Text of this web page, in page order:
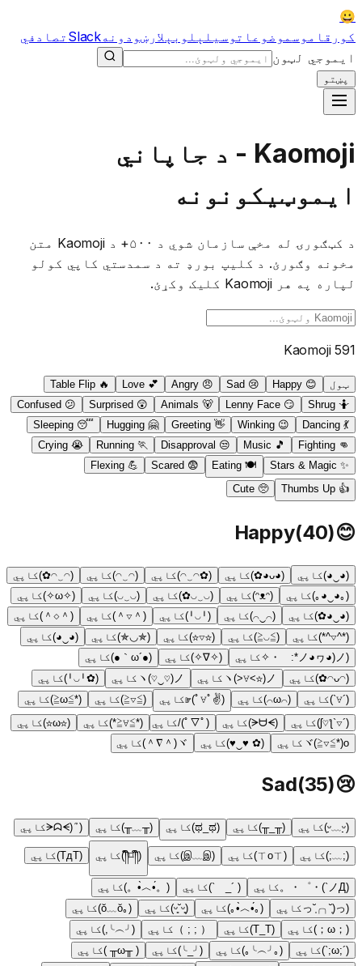
😀
کور قاموسموضوعاتوسیلېلوبېلارښودونهSlack تصادفي
ایموجي لټون
پښتو
Kaomoji - د جاپاني
ایموټیکونونه
د کټګورۍ له مخې سازمان شوي د ۵۰۰+ د Kaomoji متن
مخونه وګورئ. د کلیپ بورډ ته د سمدستي کاپي کولو
لپاره په هر Kaomoji کلیک وکړئ.
591 Kaomoji
ټول 😊
Happy
😢
Sad
😠
Angry
💕
Love
🔥
Table Flip
🤷
Shrug
😏
Lenny Face
🐻
Animals
😲
Surprised
😕
Confused
💃
Dancing
😉
Winking
👋
Greeting
🤗
Hugging
😴
Sleeping
👊
Fighting
🎵
Music
😒
Disapproval
🏃
Running
😭
Crying
✨
Stars & Magic
🍽️
Eating
😨
Scared
💪
Flexing
👍
Thumbs Up
🥺
Cute
😊
Happy(40)
(◕‿◕)کاپي (◕ᴗ◕✿) کاپي (✿◠‿◠)کاپي (◠‿◠)کاپي (◠‿◠✿)کاپي
(｡◕‿◕｡)کاپي (ᵔᴥᵔ) کاپي (◡‿◡✿)کاپي (◡‿◡)کاپي (✧ω✧)
کاپي
(◕‿◕✿)کاپي (⌒‿⌒)کاپي (╹◡╹)کاپي (＾▽＾)کاپي (＾◇＾)کاپي
(*^▽^*)کاپي (≧◡≦)کاپي (☆▽☆)کاپي (✯◡✯)کاپي (◕‿◕)کاپي
(ノ◕ヮ◕)ノ*:・゚✧
کاپي (✧∇✧)کاپي (●´ω｀●)
کاپي
(◠ᴗ◠✿)
کاپي ヽ(>∀<☆)ノ کاپي ヽ(♡‿♡)ノ کاپي (✿╹◡╹)کاپي
(´∀`)کاپي (⌒ω⌒) کاپي (✌ﾟ∀ﾟ)☞ کاپي (≧▽≦)کاپي (*≧ω≦)
کاپي
(´▽`ʃ♡ƪ)
کاپي (ᗒᗨᗕ) کاپي (ﾟ▽ﾟ)/ کاپي (*≧∀≦*)کاپي (☆ω☆)
کاپي
ヾ(≧▽≦*)o کاپي (✿ ♥‿♥)کاپي ヾ(＾∇＾) کاپي
😢
Sad(35)
(ᵕ̣̣̣̣̣̣﹏ᵕ̣̣̣̣̣̣) کاپي (╥_╥)کاپي (ಥ_ಥ) کاپي (╥﹏╥)کاپي (ᗒᗣᗕ)՞ کاپي
(;﹏;)کاپي (ㄒoㄒ) کاپي (இ﹏இ) کاپي (༎ຶ⌑༎ຶ) کاپي (TдT) کاپي
(ノД`)・゜・。 کاپي ( ´_ゝ`) کاپي (。•́︿•̀。)کاپي
(っ˘̩╭╮˘̩)っ
کاپي (｡•́︿•̀｡)کاپي (ᵕ͈˘ᵕ͈) کاپي (｡ŏ﹏ŏ)
کاپي
(；ω；)
کاپي (T_T) کاپي （ ; ; ） کاپي (╯︵╰,)کاپي
(´;ω;`)
کاپي (｡╯︵╰｡)کاپي (╯_╰)کاپي ( ╥ω╥ )
کاپي